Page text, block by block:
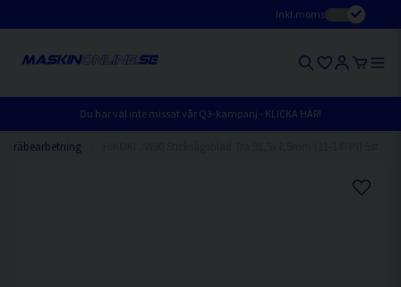
Inkl.moms
Du har väl inte missat vår Q3-kampanj - KLICKA HÄR!
Träbearbetning